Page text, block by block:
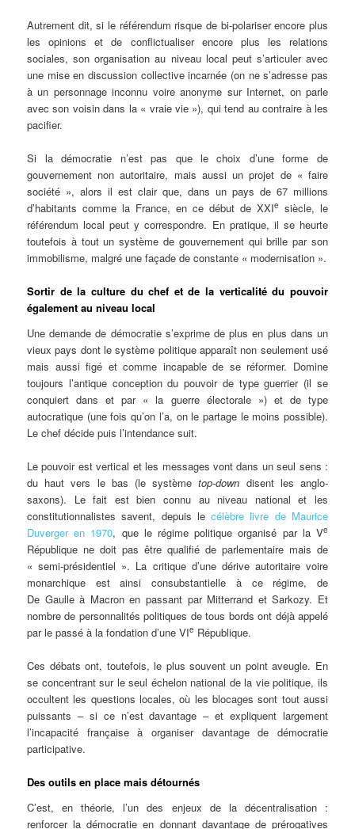
Autrement dit, si le référendum risque de bi-polariser encore plus
les opinions et de conflictualiser encore plus les relations
sociales, son organisation au niveau local peut s’articuler avec
une mise en discussion collective incarnée (on ne s’adresse pas
à un personnage inconnu voire anonyme sur Internet, on parle
avec son voisin dans la « vraie vie »), qui tend au contraire à les
pacifier.
Si la démocratie n’est pas que le choix d’une forme de
gouvernement non autoritaire, mais aussi un projet de « faire
société », alors il est clair que, dans un pays de 67 millions
d’habitants comme la France, en ce début de XXIe siècle, le
référendum local peut y correspondre. En pratique, il se heurte
toutefois à tout un système de gouvernement qui brille par son
immobilisme, malgré une façade de constante « modernisation ».
Sortir de la culture du chef et de la verticalité du pouvoir
également au niveau local
Une demande de démocratie s’exprime de plus en plus dans un
vieux pays dont le système politique apparaît non seulement usé
mais aussi figé et comme incapable de se réformer. Domine
toujours l’antique conception du pouvoir de type guerrier (il se
conquiert dans et par « la guerre électorale ») et de type
autocratique (une fois qu’on l’a, on le partage le moins possible).
Le chef décide puis l’intendance suit.
Le pouvoir est vertical et les messages vont dans un seul sens :
du haut vers le bas (le systèmetop-down disent les anglo-
saxons). Le fait est bien connu au niveau national et les
constitutionnalistes savent, depuis lecélèbre livre de Maurice
Duverger en 1970, que le régime politique organisé par la Ve
République ne doit pas être qualifié de parlementaire mais de
« semi-présidentiel ». La critique d’une dérive autoritaire voire
monarchique est ainsi consubstantielle à ce régime, de
De Gaulle à Macron en passant par Mitterrand et Sarkozy. Et
nombre de personnalités politiques de tous bords ont déjà appelé
par le passé à la fondation d’une VIe République.
Ces débats ont, toutefois, le plus souvent un point aveugle. En
se concentrant sur le seul échelon national de la vie politique, ils
occultent les questions locales, où les blocages sont tout aussi
puissants – si ce n’est davantage – et expliquent largement
l’incapacité française à organiser davantage de démocratie
participative.
Des outils en place mais détournés
C’est, en théorie, l’un des enjeux de la décentralisation :
renforcer la démocratie en donnant davantage de prérogatives